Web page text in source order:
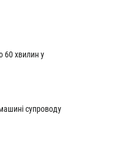
60 хвилин у
супроводу